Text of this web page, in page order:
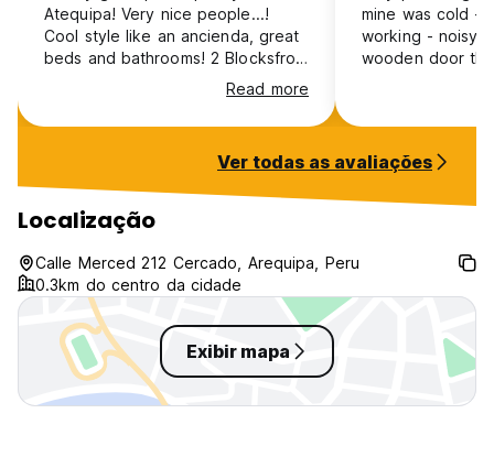
Atequipa! Very nice people...!
Cool style like an ancienda, great
beds and bathrooms! 2 Blocksfrom
Read more
mine was cold -
working - noisy
wooden door
at the reception,
things can go
Ver todas as avaliações
Localização
Calle Merced 212 Cercado, Arequipa, Peru
0.3km do centro da cidade
Exibir mapa